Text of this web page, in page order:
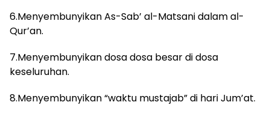
6.Menyembunyikan As-Sab’ al-Matsani dalam al-
Qur’an.
7.Menyembunyikan dosa dosa besar di dosa
keseluruhan.
8.Menyembunyikan “waktu mustajab” di hari Jum’at.